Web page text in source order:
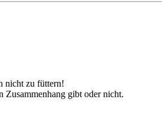
nicht zu füttern!
Zusammenhang gibt oder nicht.